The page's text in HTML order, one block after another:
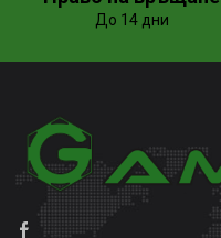
До 14 дни